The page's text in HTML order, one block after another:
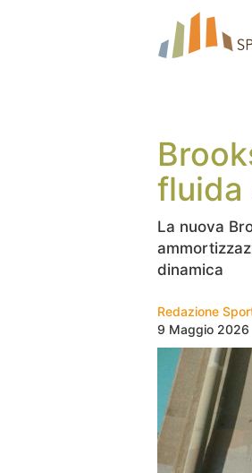
fluida
La nuova
dinamica
Redazione
9 Maggio 2026